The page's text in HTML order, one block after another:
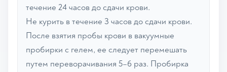
течение 24 часов до сдачи крови.
Не курить в течение 3 часов до сдачи крови.
После взятия пробы крови в вакуумные
пробирки с гелем, ее следует перемешать
путем переворачивания 5–6 раз. Пробирка